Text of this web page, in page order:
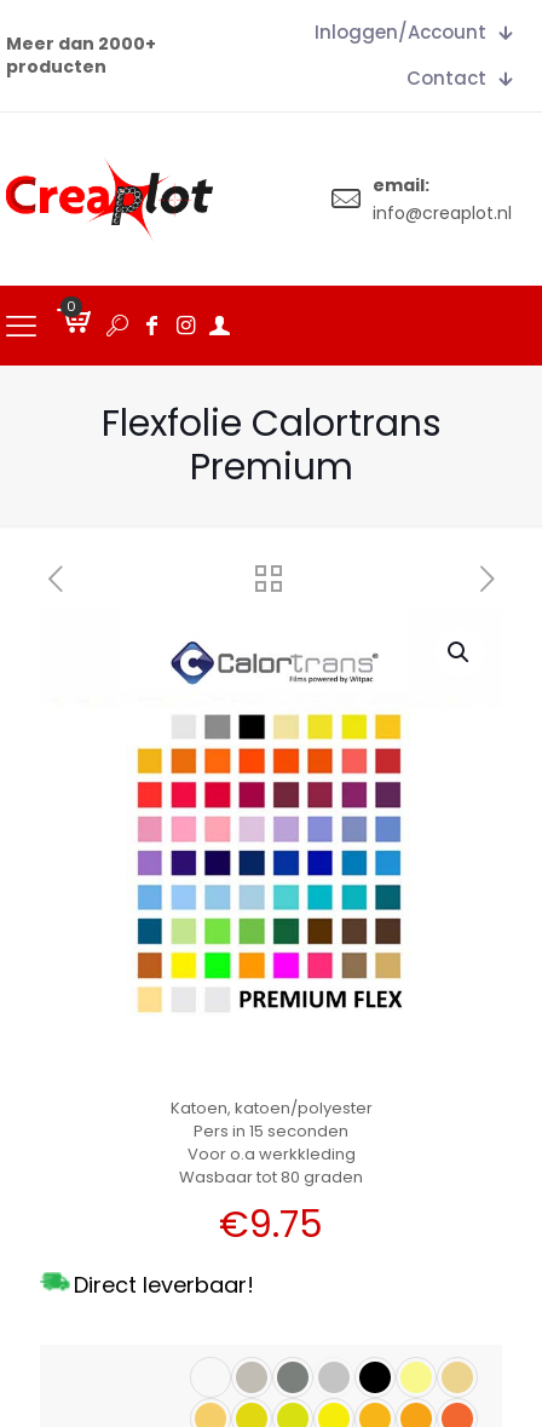
Meer dan 2000+
producten
Inloggen/Account
Contact
email:
info@creaplot.nl
0
Flexfolie Calortrans
Premium
Katoen, katoen/polyester
Pers in 15 seconden
Voor o.a werkkleding
Wasbaar tot 80 graden
€9.75
Direct leverbaar!